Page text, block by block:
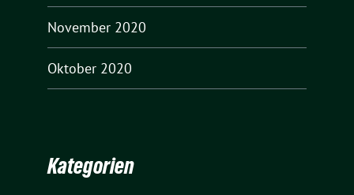
November 2020
Oktober 2020
Kategorien